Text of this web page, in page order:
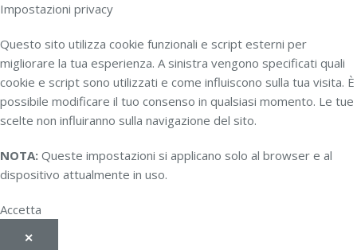
Impostazioni privacy
Questo sito utilizza cookie funzionali e script esterni per
migliorare la tua esperienza. A sinistra vengono specificati quali
cookie e script sono utilizzati e come influiscono sulla tua visita. È
possibile modificare il tuo consenso in qualsiasi momento. Le tue
scelte non influiranno sulla navigazione del sito.
NOTA: Queste impostazioni si applicano solo al browser e al
dispositivo attualmente in uso.
Accetta
✕